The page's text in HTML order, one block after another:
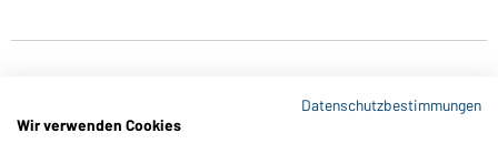
Datenschutzbestimmungen
Wir verwenden Cookies